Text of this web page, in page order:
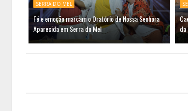
SERRA DO MEL
Fé e emoção marcam o Oratório de Nossa Senhora
Aparecida em Serra do Mel